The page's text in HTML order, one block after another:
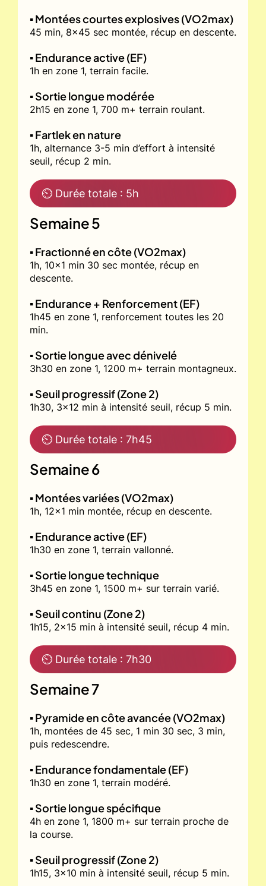
▪️ Montées courtes explosives (VO2max)
45 min, 8x45 sec montée, récup en descente.
▪️ Endurance active (EF)
1h en zone 1, terrain facile.
▪️ Sortie longue modérée
2h15 en zone 1, 700 m+ terrain roulant.
▪️ Fartlek en nature
1h, alternance 3-5 min d’effort à intensité
seuil, récup 2 min.
⏲ Durée totale : 5h
Semaine 5
▪️ Fractionné en côte (VO2max)
1h, 10x1 min 30 sec montée, récup en
descente.
▪️ Endurance + Renforcement (EF)
1h45 en zone 1, renforcement toutes les 20
min.
▪️ Sortie longue avec dénivelé
3h30 en zone 1, 1200 m+ terrain montagneux.
▪️ Seuil progressif (Zone 2)
1h30, 3x12 min à intensité seuil, récup 5 min.
⏲ Durée totale : 7h45
Semaine 6
▪️ Montées variées (VO2max)
1h, 12x1 min montée, récup en descente.
▪️ Endurance active (EF)
1h30 en zone 1, terrain vallonné.
▪️ Sortie longue technique
3h45 en zone 1, 1500 m+ sur terrain varié.
▪️ Seuil continu (Zone 2)
1h15, 2x15 min à intensité seuil, récup 4 min.
⏲ Durée totale : 7h30
Semaine 7
▪️ Pyramide en côte avancée (VO2max)
1h, montées de 45 sec, 1 min 30 sec, 3 min,
puis redescendre.
▪️ Endurance fondamentale (EF)
1h30 en zone 1, terrain modéré.
▪️ Sortie longue spécifique
4h en zone 1, 1800 m+ sur terrain proche de
la course.
▪️ Seuil progressif (Zone 2)
1h15, 3x10 min à intensité seuil, récup 5 min.